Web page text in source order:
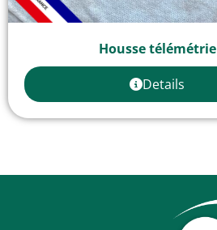
Housse télémétrie
Details